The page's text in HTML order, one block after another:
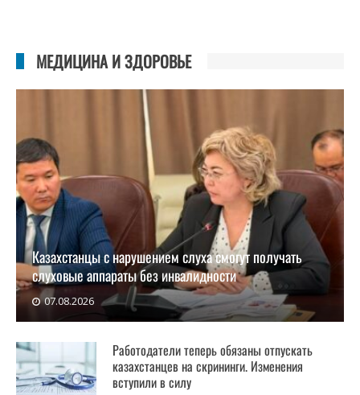
МЕДИЦИНА И ЗДОРОВЬЕ
Казахстанцы с нарушением слуха смогут получать
слуховые аппараты без инвалидности
07.08.2026
В Казахстане расширяется доступ к слуховой
реабилитации. ТепРаботодатели теперь обязаны отпускать
казахстанцев на скрининги. Изменения
вступили в силу